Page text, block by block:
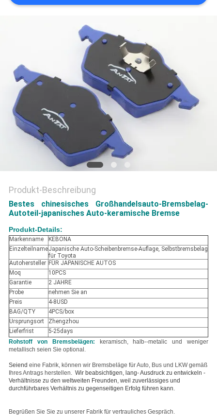
Produkt-Beschreibung
Bestes chinesisches Großhandelsauto-Bremsbelag-
Autoteil-japanisches Auto-keramische Bremse
Produkt-Details:
Markenname
KEBONA
EinzelteilnameJapanische Auto-Scheibenbremse-Auflage, Selbstbremsbelag
für Toyota
Autohersteller FÜR JAPANISCHE AUTOS
Moq
10PCS
Garantie
2 JAHRE
Probe
nehmen Sie an
Preis
4-8USD
BAG/QTY
4PCS/box
Ursprungsort
Zhengzhou
Lieferfrist
5-25days
Rohstoff von Bremsbelägen: keramisch, halb--metalic und weniger
metallisch seien Sie optional.
Seiend eine Fabrik, können wir Bremsbeläge für Auto, Bus und LKW gemäß
Ihres Antrags herstellen. Wir beabsichtigen, lang- Ausdruck zu entwickeln -
Verhältnisse zu den weltweiten Freunden, weil zuverlässiges und
durchführbares Verhältnis zu gegenseitigen Erfolg führen kann.
Begrüßen Sie Sie zu unserer Fabrik für vertrauliches Gespräch.